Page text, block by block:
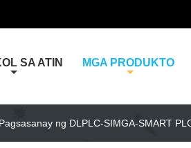
SA ATIN MGA PRODUKTO
ng DLPLC-SIMGA-SMART